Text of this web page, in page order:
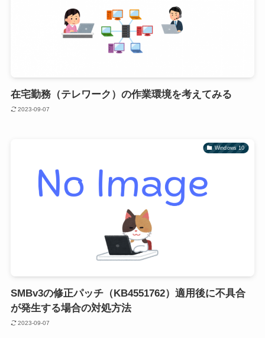
在宅勤務（テレワーク）の作業環境を考えてみる
2023-09-07
Windows 10
SMBv3の修正パッチ（KB4551762）適用後に不具合
が発生する場合の対処方法
2023-09-07